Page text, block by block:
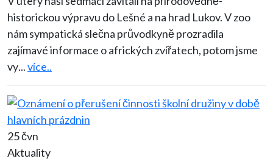
historickou výpravu do Lešné a na hrad Lukov. V zoo
nám sympatická slečna průvodkyně prozradila
zajímavé informace o afrických zvířatech, potom jsme
vy...více..
25 čvn
Aktuality